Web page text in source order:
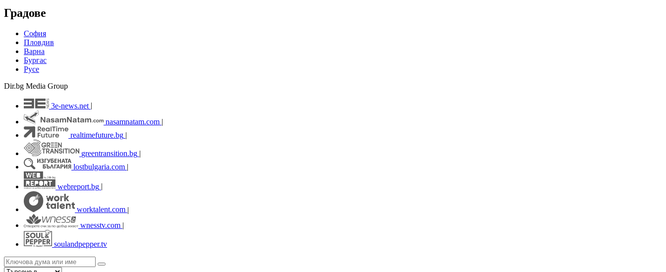
Градове
София
Пловдив
Варна
Бургас
Русе
Dir.bg Media Group
3e-news.net
nasamnatam.com |
realtimefuture.bg |
greentransition.bg |
lostbulgaria.com |
webreport.bg
worktalent.com |
wnesstv.com |
soulandpepper.tv